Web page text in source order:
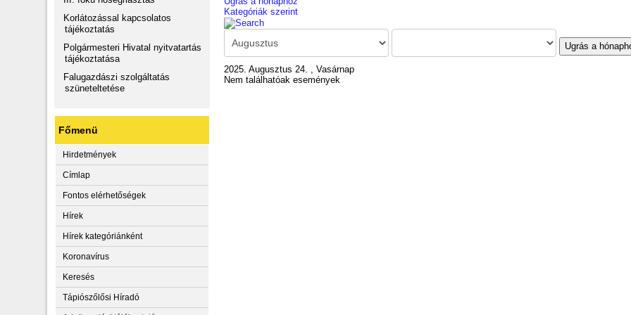
Korlátozással kapcsolatos
tájékoztatás
Polgármesteri Hivatal nyitvatartás
tájékoztatása
Falugazdászi szolgáltatás
szüneteltetése
Főmenü
Hirdetmények
Címlap
Fontos elérhetőségek
Hírek
Hírek kategóriánként
Koronavírus
Keresés
Tápiószőlősi Híradó
Kategóriák szerint
Ugrás a
2025. Augusztus 24. , Vasárnap
Nem találhatóak események